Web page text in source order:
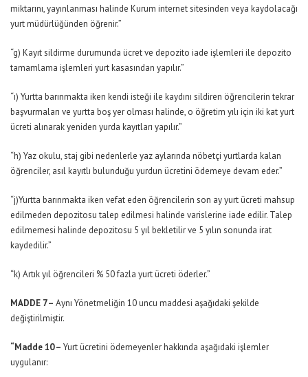
miktarını, yayınlanması halinde Kurum internet sitesinden veya kaydolacağı
yurt müdürlüğünden öğrenir.”
“g) Kayıt sildirme durumunda ücret ve depozito iade işlemleri ile depozito
tamamlama işlemleri yurt kasasından yapılır.”
“ı) Yurtta barınmakta iken kendi isteği ile kaydını sildiren öğrencilerin tekrar
başvurmaları ve yurtta boş yer olması halinde, o öğretim yılı için iki kat yurt
ücreti alınarak yeniden yurda kayıtları yapılır.”
“h) Yaz okulu, staj gibi nedenlerle yaz aylarında nöbetçi yurtlarda kalan
öğrenciler, asıl kayıtlı bulunduğu yurdun ücretini ödemeye devam eder.”
“j)Yurtta barınmakta iken vefat eden öğrencilerin son ay yurt ücreti mahsup
edilmeden depozitosu talep edilmesi halinde varislerine iade edilir. Talep
edilmemesi halinde depozitosu 5 yıl bekletilir ve 5 yılın sonunda irat
kaydedilir.”
“k) Artık yıl öğrencileri % 50 fazla yurt ücreti öderler.”
MADDE 7 – Aynı Yönetmeliğin 10 uncu maddesi aşağıdaki şekilde
değiştirilmiştir.
“Madde 10 – Yurt ücretini ödemeyenler hakkında aşağıdaki işlemler
uygulanır: